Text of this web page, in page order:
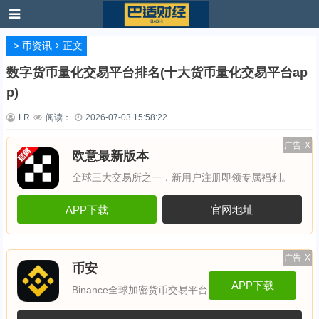
> 币资讯 正文
数字货币量化交易平台排名(十大货币量化交易平台ap
p)
LR 阅读： 2026-07-03 15:58:22
广告 X
欧意最新版本
全球三大交易所之一，新用户注册即领专属福利。
APP下载 官网地址
广告 X
币安
Binance全球加密货币交易平台 APP下载